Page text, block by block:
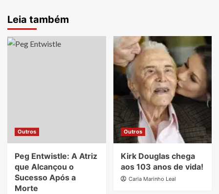
Leia também
Outros
Peg Entwistle: A Atriz
que Alcançou o
Sucesso Após a
Morte
Outros
Kirk Douglas chega
aos 103 anos de vida!
Carla Marinho Leal